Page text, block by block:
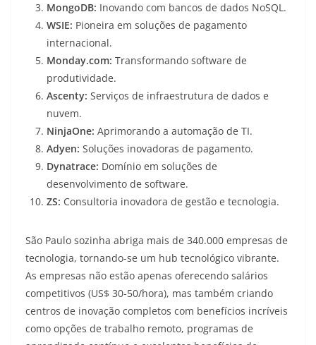
MongoDB: Inovando com bancos de dados NoSQL.
WSIE: Pioneira em soluções de pagamento
internacional.
Monday.com: Transformando software de
produtividade.
Ascenty: Serviços de infraestrutura de dados e
nuvem.
NinjaOne: Aprimorando a automação de TI.
Adyen: Soluções inovadoras de pagamento.
Dynatrace: Domínio em soluções de
desenvolvimento de software.
ZS: Consultoria inovadora de gestão e tecnologia.
São Paulo sozinha abriga mais de 340.000 empresas de
tecnologia, tornando-se um hub tecnológico vibrante.
As empresas não estão apenas oferecendo salários
competitivos (US$ 30-50/hora), mas também criando
centros de inovação completos com benefícios incríveis
como opções de trabalho remoto, programas de